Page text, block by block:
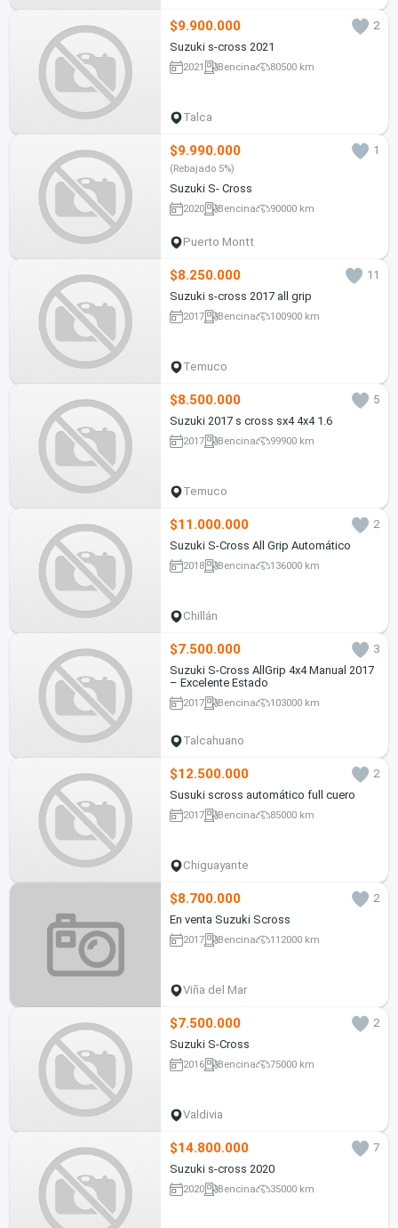
$9.900.000
2
Suzuki s-cross 2021
2021 Bencina 80500 km
Talca
$9.990.000 1
(Rebajado 5%)
Suzuki S- Cross
2020 Bencina 90000 km
Puerto Montt
$8.250.000
11
Suzuki s-cross 2017 all grip
2017 Bencina 100900 km
Temuco
$8.500.000
5
Suzuki 2017 s cross sx4 4x4 1.6
2017 Bencina 99900 km
Temuco
$11.000.000
2
Suzuki S-Cross All Grip Automático
2018 Bencina 136000 km
Chillán
$7.500.000
3
Suzuki S-Cross AllGrip 4x4 Manual 2017
– Excelente Estado
2017 Bencina 103000 km
Talcahuano
$12.500.000
2
Susuki scross automático full cuero
2017 Bencina 85000 km
Chiguayante
$8.700.000
2
En venta Suzuki Scross
2017 Bencina 112000 km
Viña del Mar
$7.500.000
2
Suzuki S-Cross
2016 Bencina 75000 km
Valdivia
$14.800.000
7
Suzuki s-cross 2020
2020 Bencina 35000 km